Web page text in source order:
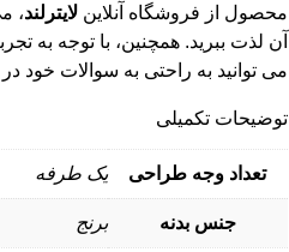
محصول از فروشگاه آنلاینلایترلند،
می توانید به راحتی به سوالات خود
توضیحات تکمیلی
تعداد وجه طراحی یک طرفه
جنس بدنه برنج